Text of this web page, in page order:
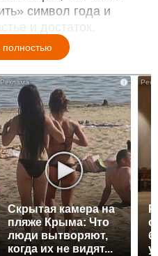
символ года и
и достаток.
полностью
i
Скрытая камера на
пляже Крыма: Что
люди вытворяют,
когда их не видят...